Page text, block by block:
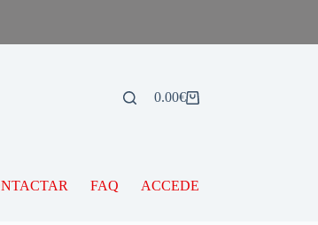
0.00€
FAQ ACCEDE